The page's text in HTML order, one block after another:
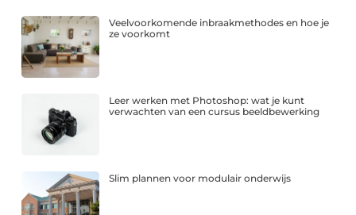
Veelvoorkomende inbraakmethodes en hoe je
ze voorkomt
Leer werken met Photoshop: wat je kunt
verwachten van een cursus beeldbewerking
Slim plannen voor modulair onderwijs